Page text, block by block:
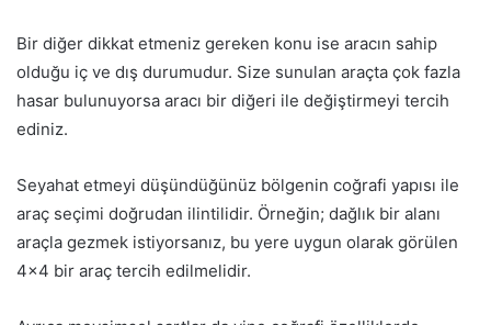
Bir diğer dikkat etmeniz gereken konu ise aracın sahip
olduğu iç ve dış durumudur. Size sunulan araçta çok fazla
hasar bulunuyorsa aracı bir diğeri ile değiştirmeyi tercih
ediniz.
Seyahat etmeyi düşündüğünüz bölgenin coğrafi yapısı ile
araç seçimi doğrudan ilintilidir. Örneğin; dağlık bir alanı
araçla gezmek istiyorsanız, bu yere uygun olarak görülen
4×4 bir araç tercih edilmelidir.